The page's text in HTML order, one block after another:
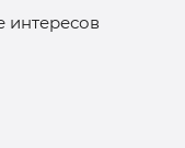
интересов